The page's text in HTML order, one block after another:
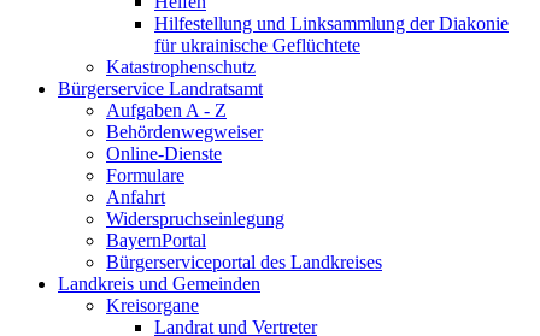
Hilfestellung und Linksammlung der Diakonie
für ukrainische Geflüchtete
Katastrophenschutz
Bürgerservice Landratsamt
Aufgaben A - Z
Behördenwegweiser
Online-Dienste
Formulare
Anfahrt
Widerspruchseinlegung
BayernPortal
Bürgerserviceportal des Landkreises
Landkreis und Gemeinden
Kreisorgane
Landrat und Vertreter